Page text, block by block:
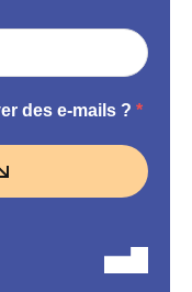
des e-mails ?